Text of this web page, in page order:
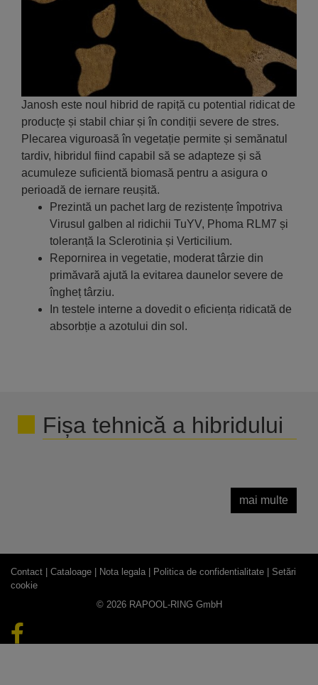
Janosh este noul hibrid de rapiță cu potential ridicat de
producțe și stabil chiar și în condiții severe de stres.
Plecarea viguroasă în vegetație permite și semănatul
tardiv, hibridul fiind capabil să se adapteze și să
acumuleze suficientă biomasă pentru a asigura o
perioadă de iernare reușită.
Prezintă un pachet larg de rezistențe împotriva
Virusul galben al ridichii TuYV, Phoma RLM7 și
toleranță la Sclerotinia și Verticilium.
Repornirea in vegetatie, moderat târzie din
primăvară ajută la evitarea daunelor severe de
îngheț târziu.
In testele interne a dovedit o eficiența ridicată de
absorbție a azotului din sol.
Fișa tehnică a hibridului
mai multe
Contact | Cataloage | Nota legala | Politica de confidentialitate | Setări
cookie
© 2026 RAPOOL-RING GmbH